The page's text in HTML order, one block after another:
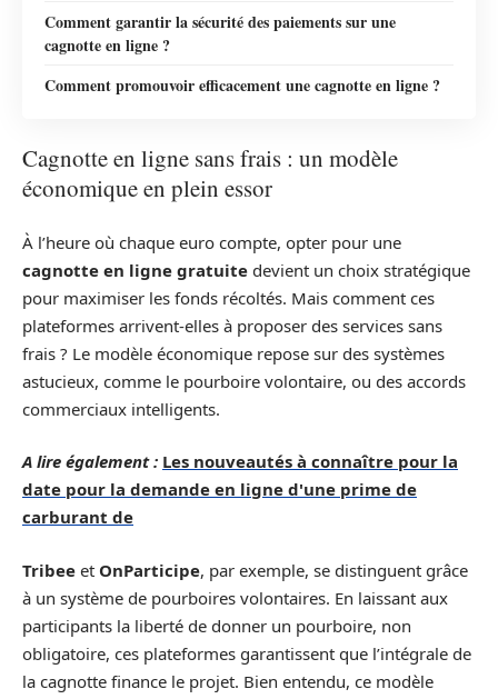
Comment garantir la sécurité des paiements sur une
cagnotte en ligne ?
Comment promouvoir efficacement une cagnotte en ligne ?
Cagnotte en ligne sans frais : un modèle
économique en plein essor
À l’heure où chaque euro compte, opter pour une
cagnotte en ligne gratuite devient un choix stratégique
pour maximiser les fonds récoltés. Mais comment ces
plateformes arrivent-elles à proposer des services sans
frais ? Le modèle économique repose sur des systèmes
astucieux, comme le pourboire volontaire, ou des accords
commerciaux intelligents.
A lire également : Les nouveautés à connaître pour la
date pour la demande en ligne d'une prime de
carburant de
Tribee et OnParticipe, par exemple, se distinguent grâce
à un système de pourboires volontaires. En laissant aux
participants la liberté de donner un pourboire, non
obligatoire, ces plateformes garantissent que l’intégrale de
la cagnotte finance le projet. Bien entendu, ce modèle